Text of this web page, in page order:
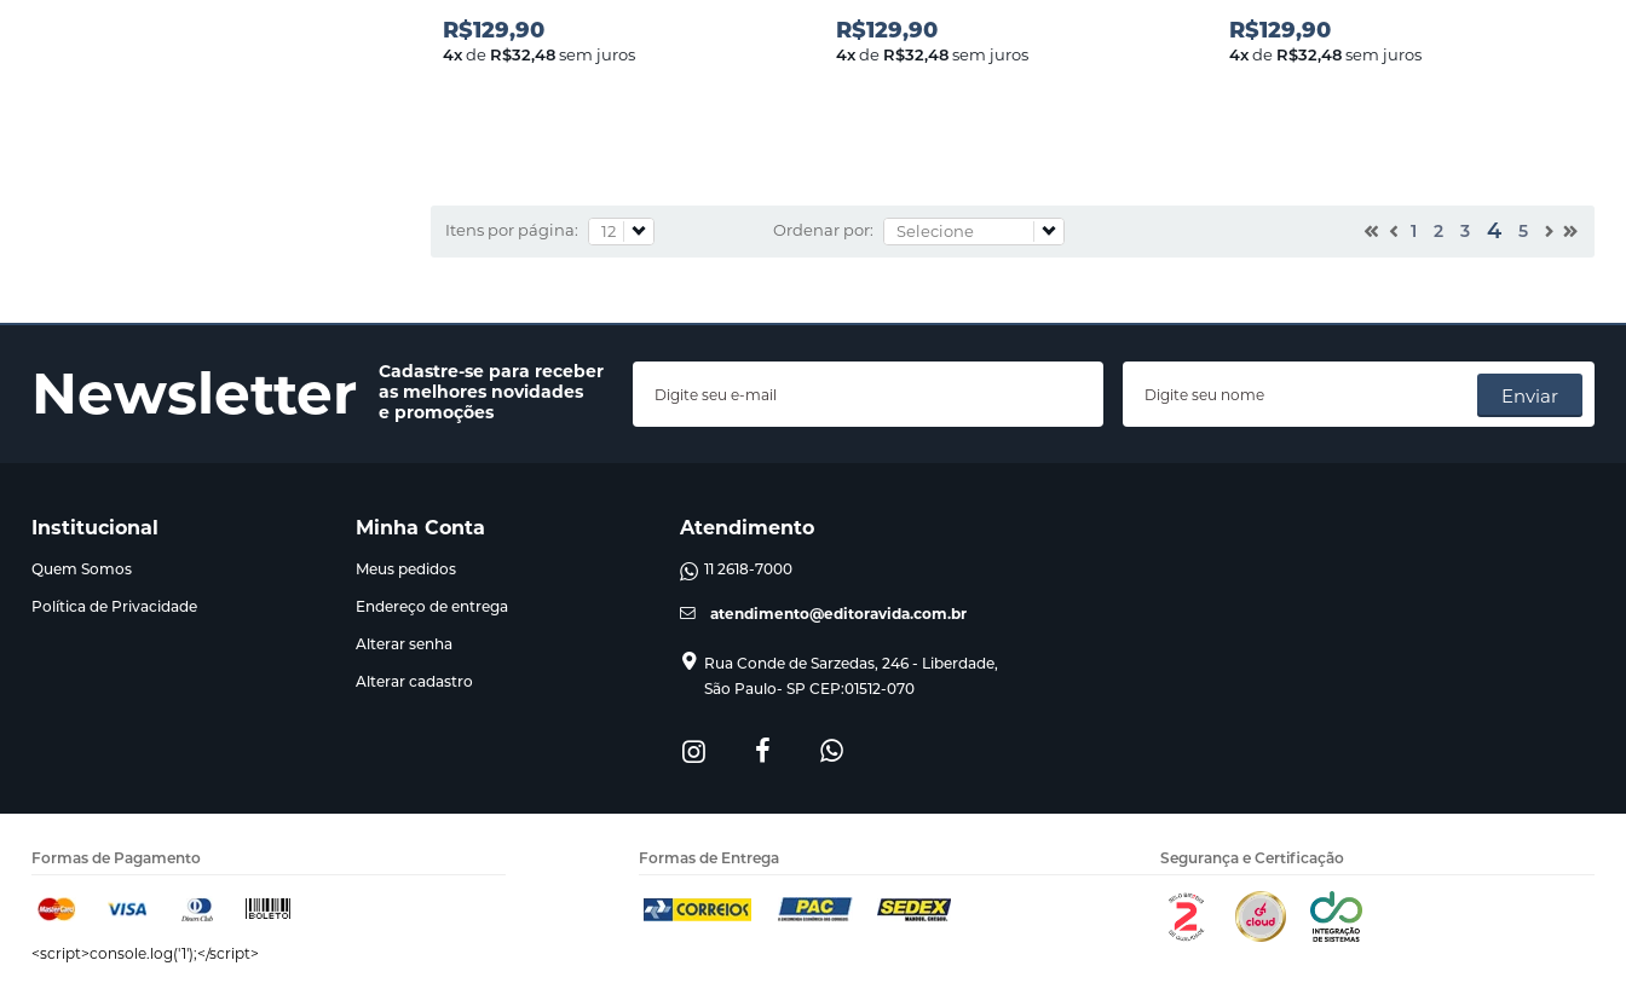
R$129,90
4xde R$32,48sem juros
R$129,90
4xde R$32,48sem juros
R$129,90
4xde R$32,48sem juros
Itens por página: Ordenar por: 1 2 3 4 5
Newsletter
Cadastre-se para receber
as melhores novidades
e promoções
Enviar
Institucional
Quem Somos
Política de Privacidade
Minha Conta
Meus pedidos
Endereço de entrega
Alterar senha
Alterar cadastro
Atendimento
11 2618-7000
atendimento@editoravida.com.br
Rua Conde de Sarzedas, 246 - Liberdade,
São Paulo- SP CEP:01512-070
Formas de Pagamento
<script>console.log('1');</script>
Formas de Entrega Segurança e Certificação